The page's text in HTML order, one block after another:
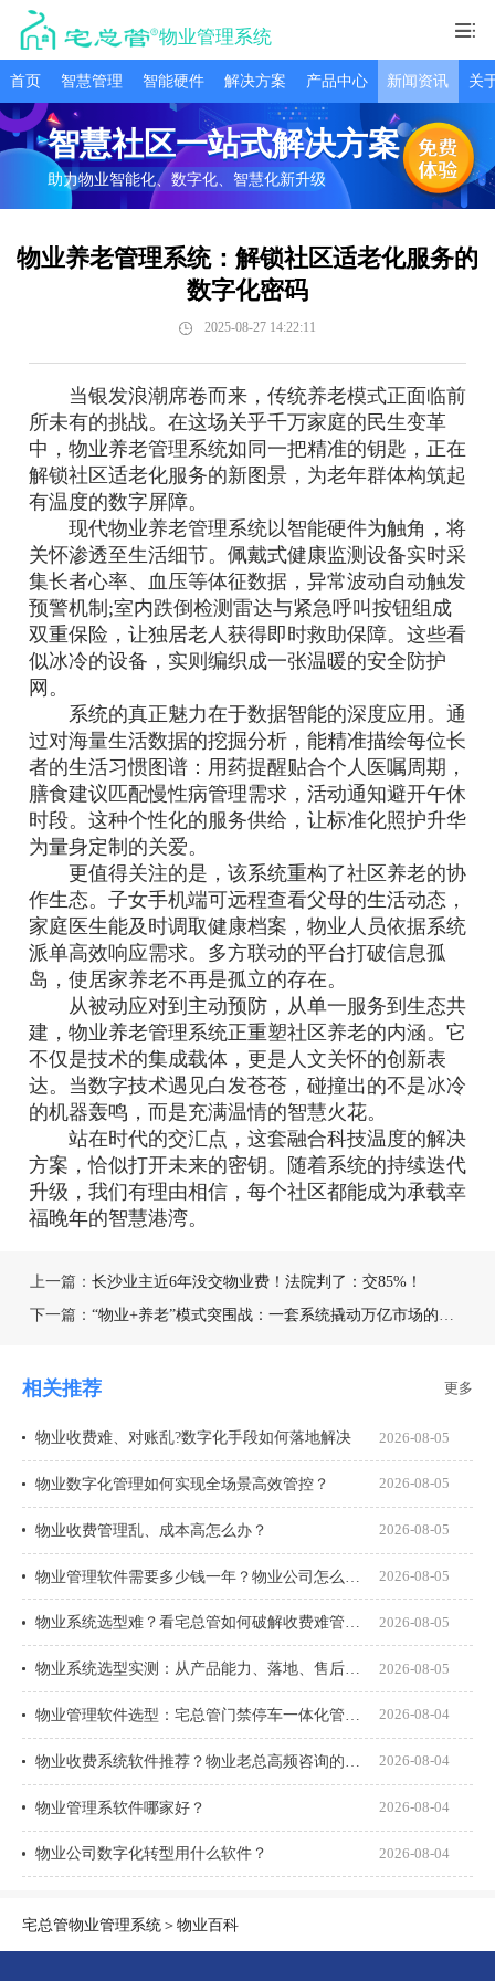
物业管理系统
首页 智慧管理 智能硬件 解决方案 产品中心 新闻资讯 关
智慧社区一站式解决方案
助力物业智能化、数字化、智慧化新升级
物业养老管理系统：解锁社区适老化服务的
数字化密码
2025-08-27 14:22:11
当银发浪潮席卷而来，传统养老模式正面临前
所未有的挑战。在这场关乎千万家庭的民生变革
中，物业养老管理系统如同一把精准的钥匙，正在
解锁社区适老化服务的新图景，为老年群体构筑起
有温度的数字屏障。
现代物业养老管理系统以智能硬件为触角，将
关怀渗透至生活细节。佩戴式健康监测设备实时采
集长者心率、血压等体征数据，异常波动自动触发
预警机制;室内跌倒检测雷达与紧急呼叫按钮组成
双重保险，让独居老人获得即时救助保障。这些看
似冰冷的设备，实则编织成一张温暖的安全防护
网。
系统的真正魅力在于数据智能的深度应用。通
过对海量生活数据的挖掘分析，能精准描绘每位长
者的生活习惯图谱：用药提醒贴合个人医嘱周期，
膳食建议匹配慢性病管理需求，活动通知避开午休
时段。这种个性化的服务供给，让标准化照护升华
为量身定制的关爱。
更值得关注的是，该系统重构了社区养老的协
作生态。子女手机端可远程查看父母的生活动态，
家庭医生能及时调取健康档案，物业人员依据系统
派单高效响应需求。多方联动的平台打破信息孤
岛，使居家养老不再是孤立的存在。
从被动应对到主动预防，从单一服务到生态共
建，物业养老管理系统正重塑社区养老的内涵。它
不仅是技术的集成载体，更是人文关怀的创新表
达。当数字技术遇见白发苍苍，碰撞出的不是冰冷
的机器轰鸣，而是充满温情的智慧火花。
站在时代的交汇点，这套融合科技温度的解决
方案，恰似打开未来的密钥。随着系统的持续迭代
升级，我们有理由相信，每个社区都能成为承载幸
福晚年的智慧港湾。
上一篇： 长沙业主近6年没交物业费！法院判了：交85%！
下一篇： “物业+养老”模式突围战：一套系统撬动万亿市场的秘密
相关推荐 更多
物业收费难、对账乱?数字化手段如何落地解决 2026-08-05
物业数字化管理如何实现全场景高效管控？ 2026-08-05
物业收费管理乱、成本高怎么办？ 2026-08-05
2026-08-05
物业系统选型难？看宅总管如何破解收费难管理乱 2026-08-05
2026-08-05
2026-08-04
2026-08-04
物业管理系软件哪家好？ 2026-08-04
物业公司数字化转型用什么软件？ 2026-08-04
宅总管物业管理系统＞物业百科